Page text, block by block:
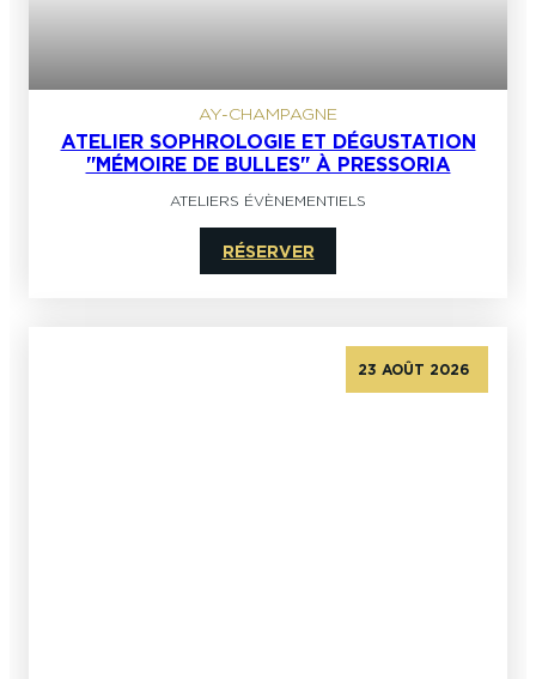
AY-CHAMPAGNE
ATELIER SOPHROLOGIE ET DÉGUSTATION
"MÉMOIRE DE BULLES" À PRESSORIA
ATELIERS ÉVÈNEMENTIELS
RÉSERVER
23 AOÛT 2026